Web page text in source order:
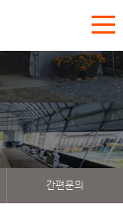
간편문의